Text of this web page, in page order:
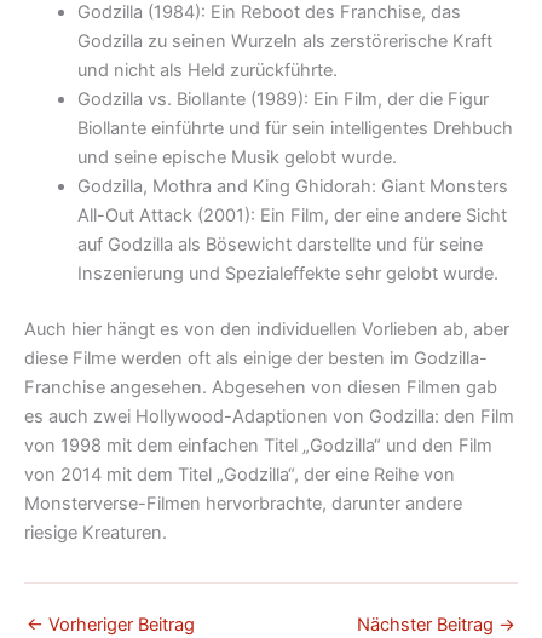
Godzilla (1984): Ein Reboot des Franchise, das
Godzilla zu seinen Wurzeln als zerstörerische Kraft
und nicht als Held zurückführte.
Godzilla vs. Biollante (1989): Ein Film, der die Figur
Biollante einführte und für sein intelligentes Drehbuch
und seine epische Musik gelobt wurde.
Godzilla, Mothra and King Ghidorah: Giant Monsters
All-Out Attack (2001): Ein Film, der eine andere Sicht
auf Godzilla als Bösewicht darstellte und für seine
Inszenierung und Spezialeffekte sehr gelobt wurde.
Auch hier hängt es von den individuellen Vorlieben ab, aber
diese Filme werden oft als einige der besten im Godzilla-
Franchise angesehen. Abgesehen von diesen Filmen gab
es auch zwei Hollywood-Adaptionen von Godzilla: den Film
von 1998 mit dem einfachen Titel „Godzilla“ und den Film
von 2014 mit dem Titel „Godzilla“, der eine Reihe von
Monsterverse-Filmen hervorbrachte, darunter andere
riesige Kreaturen.
← Vorheriger Beitrag Nächster Beitrag →